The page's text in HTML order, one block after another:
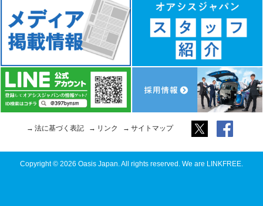
法に基づく表記 リンク サイトマップ
Copyright © 2026 Oasis Japan. All rights reserved. We are LINKFREE.